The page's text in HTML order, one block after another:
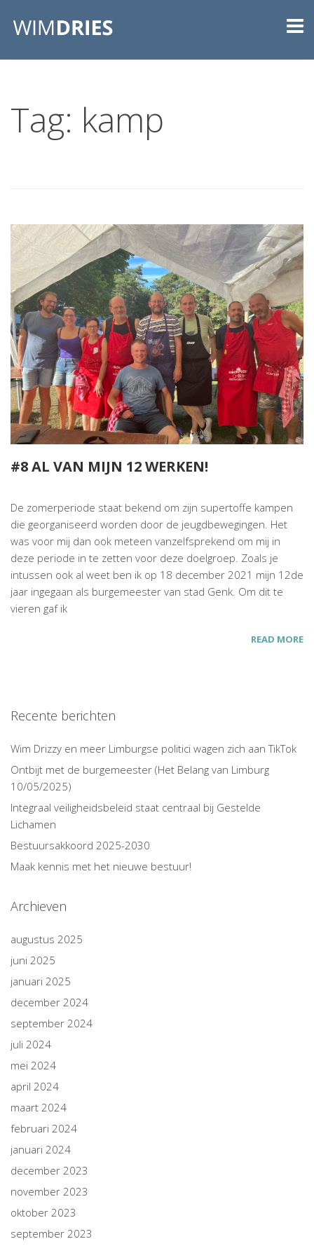
Tag: kamp
#8 AL VAN MIJN 12 WERKEN!
De zomerperiode staat bekend om zijn supertoffe kampen
die georganiseerd worden door de jeugdbewegingen. Het
was voor mij dan ook meteen vanzelfsprekend om mij in
deze periode in te zetten voor deze doelgroep. Zoals je
intussen ook al weet ben ik op 18 december 2021 mijn 12de
jaar ingegaan als burgemeester van stad Genk. Om dit te
vieren gaf ik
READ MORE
Recente berichten
Wim Drizzy en meer Limburgse politici wagen zich aan TikTok
Ontbijt met de burgemeester (Het Belang van Limburg
10/05/2025)
Integraal veiligheidsbeleid staat centraal bij Gestelde
Lichamen
Bestuursakkoord 2025-2030
Maak kennis met het nieuwe bestuur!
Archieven
augustus 2025
juni 2025
januari 2025
december 2024
september 2024
juli 2024
mei 2024
april 2024
maart 2024
februari 2024
januari 2024
december 2023
november 2023
oktober 2023
september 2023